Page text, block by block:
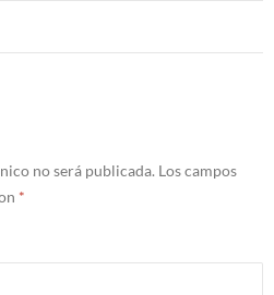
no será publicada. Los campos
*